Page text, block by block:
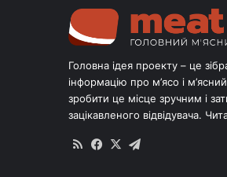
Головна ідея проекту – це
інформацію про м’ясо і
зробити це місце зручним і
зацікавленого відвідувача.
RSS Facebook
X